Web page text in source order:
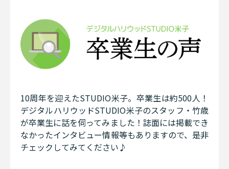
10周年を迎えたSTUDIO米子。卒業生は約500人！
デジタルハリウッドSTUDIO米子のスタッフ・竹歳
が卒業生に話を伺ってみました！誌面には掲載でき
なかったインタビュー情報等もありますので、是非
チェックしてみてください♪